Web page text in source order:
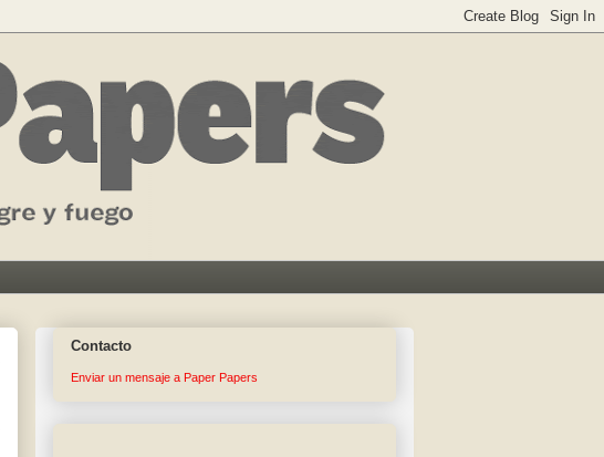
Contacto
Enviar un mensaje a Paper Papers